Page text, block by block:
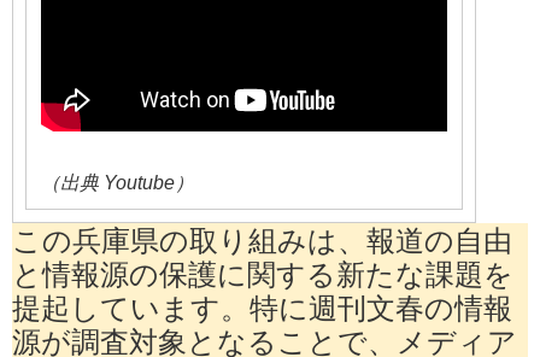
（出典 Youtube）
この兵庫県の取り組みは、報道の自由
と情報源の保護に関する新たな課題を
提起しています。特に週刊文春の情報
源が調査対象となることで、メディア